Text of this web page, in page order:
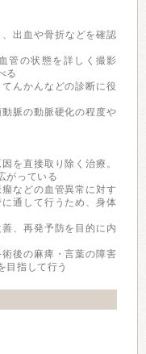
出血や骨折などを確認
管の状態を詳しく撮影
る
んかんなどの診断に役
脈の動脈硬化の程度や
を直接取り除く治療。
がっている
などの血管異常に対す
通して行うため、身体
、再発予防を目的に内
後の麻痺・言葉の障害
目指して行う